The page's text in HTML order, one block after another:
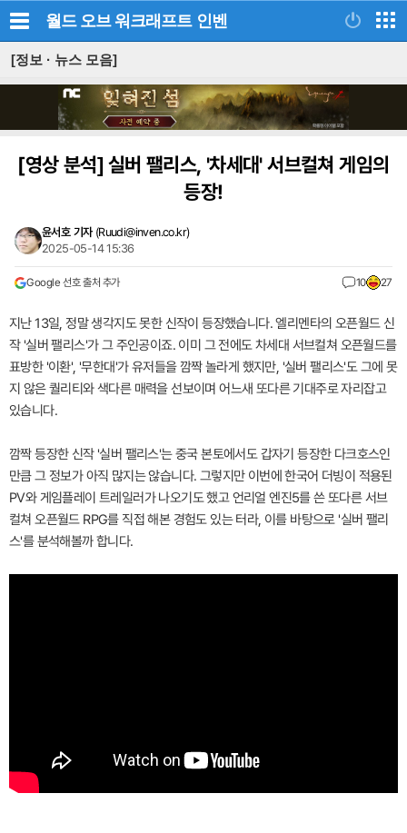
월드 오브 워크래프트 인벤
[정보 · 뉴스 모음]
[영상 분석]실버 팰리스, '차세대' 서브컬쳐 게임의
등장!
윤서호 기자 (Ruudi@inven.co.kr)
2025-05-14 15:36
Google 선호 출처 추가 10 27
지난 13일, 정말 생각지도 못한 신작이 등장했습니다. 엘리멘타의 오픈월드 신
작 '실버 팰리스'가 그 주인공이죠. 이미 그 전에도 차세대 서브컬쳐 오픈월드를
표방한 '이환', '무한대'가 유저들을 깜짝 놀라게 했지만, '실버 팰리스'도 그에 못
지 않은 퀄리티와 색다른 매력을 선보이며 어느새 또다른 기대주로 자리잡고
있습니다.
깜짝 등장한 신작 '실버 팰리스'는 중국 본토에서도 갑자기 등장한 다크호스인
만큼 그 정보가 아직 많지는 않습니다. 그렇지만 이번에 한국어 더빙이 적용된
PV와 게임플레이 트레일러가 나오기도 했고 언리얼 엔진5를 쓴 또다른 서브
컬쳐 오픈월드 RPG를 직접 해본 경험도 있는 터라, 이를 바탕으로 '실버 팰리
스'를 분석해볼까 합니다.